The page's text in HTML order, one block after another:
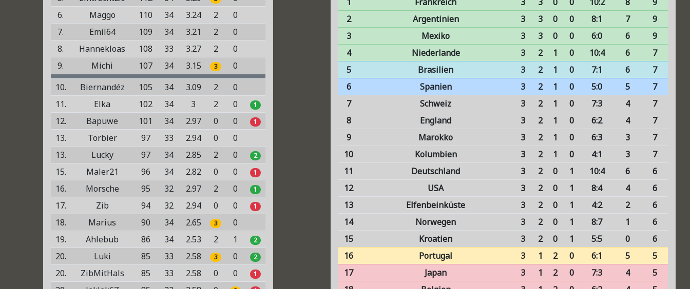
6.
Maggo 110 34 3.24 2
0
7.
Emil64 109 34 3.21 2
0
8.
Hannekloas 108 33 3.27 2
0
9.
Michi 107 34 3.15 3
0
10.
Biernandéz 105 34 3.09 2
0
11.
Elka 102 34 3 2 0 1
12. Bapuwe 101 34 2.97 0 0 1
13. Torbier 97 33 2.94 0
0
13.
Lucky 97 34 2.85 2 0 2
15. Maler21 96 34 2.82 0 0 1
16. Morsche 95 32 2.97 2 0 1
17. Zib 94 32 2.94 0 0 1
18. Marius 90 34 2.65 3
0
19.
Ahlebub 86 34 2.53 2 1 2
20. Luki 85 33 2.58 3 0 2
20. ZibMitHals 85 33 2.58 0 0 1
2
Argentinien 3 3 0 0 8:1 7
9
3
Mexiko 3 3 0 0 6:0 6
9
4
Niederlande 3 2 1 0 10:4 6
7
5
Brasilien 3 2 1 0 7:1 6
7
6
Spanien 3 2 1 0 5:0 5
7
7
Schweiz 3 2 1 0 7:3 4
7
8
England 3 2 1 0 6:2 4
7
9
Marokko 3 2 1 0 6:3 3
7
10
Kolumbien 3 2 1 0 4:1 3
7
11
Deutschland 3 2 0 1 10:4 6
6
12
USA 3 2 0 1 8:4 4
6
13
Elfenbeinküste 3 2 0 1 4:2 2
6
14
Norwegen 3 2 0 1 8:7 1
6
15
Kroatien 3 2 0 1 5:5 0
6
16
Portugal 3 1 2 0 6:1 5
5
17
Japan 3 1 2 0 7:3 4
5